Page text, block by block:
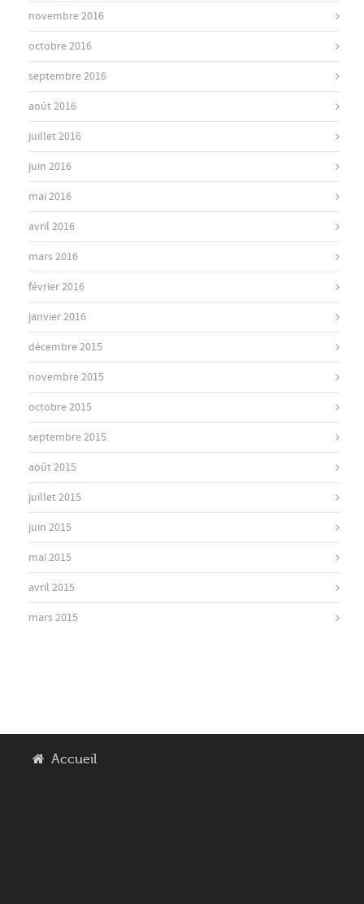
novembre 2016
octobre 2016
septembre 2016
août 2016
juillet 2016
juin 2016
mai 2016
avril 2016
mars 2016
février 2016
janvier 2016
décembre 2015
novembre 2015
octobre 2015
septembre 2015
août 2015
juillet 2015
juin 2015
mai 2015
avril 2015
mars 2015
Accueil